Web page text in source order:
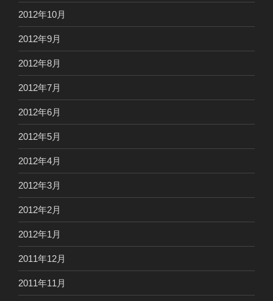
2012年10月
2012年9月
2012年8月
2012年7月
2012年6月
2012年5月
2012年4月
2012年3月
2012年2月
2012年1月
2011年12月
2011年11月